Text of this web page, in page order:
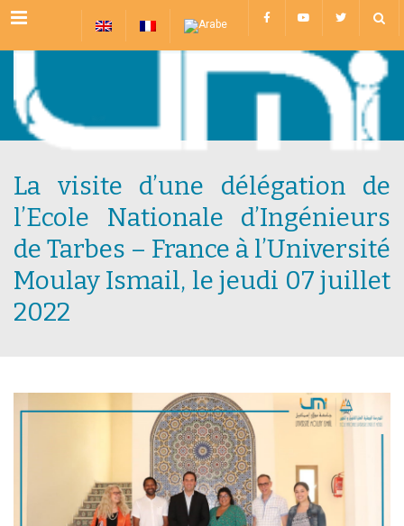
Menu
La visite d’une délégation de
l’Ecole Nationale d’Ingénieurs
de Tarbes – France à l’Université
Moulay Ismail, le jeudi 07 juillet
2022